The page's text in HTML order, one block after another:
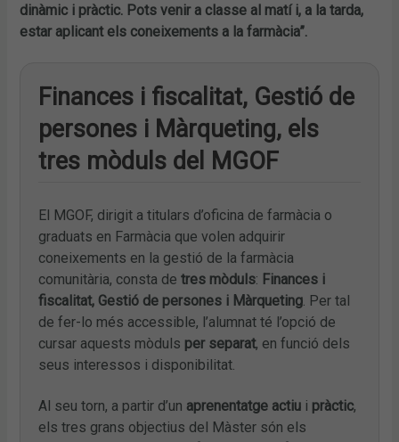
dinàmic i pràctic. Pots venir a classe al matí i, a la tarda,
estar aplicant els coneixements a la farmàcia”.
Finances i fiscalitat, Gestió de
persones i Màrqueting, els
tres mòduls del MGOF
El MGOF, dirigit a titulars d’oficina de farmàcia o
graduats en Farmàcia que volen adquirir
coneixements en la gestió de la farmàcia
comunitària, consta detres mòduls: Finances i
fiscalitat, Gestió de persones i Màrqueting. Per tal
de fer-lo més accessible, l’alumnat té l’opció de
cursar aquests mòduls per separat, en funció dels
seus interessos i disponibilitat.
Al seu torn, a partir d’un aprenentatge actiu i pràctic,
els tres grans objectius del Màster són els